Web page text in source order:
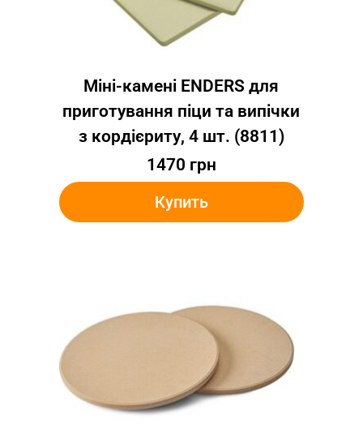
Міні-камені ENDERS для
приготування піци та випічки
з кордієриту, 4 шт. (8811)
1470 грн
Купить